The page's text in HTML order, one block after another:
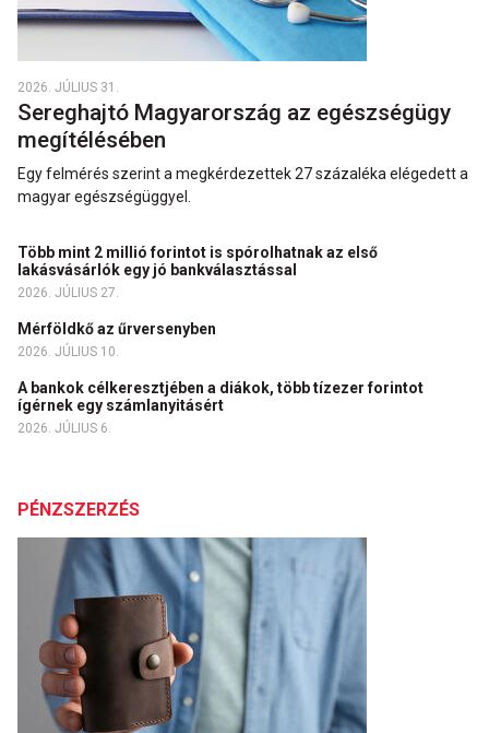
2026. JÚLIUS 31.
Sereghajtó Magyarország az egészségügy
megítélésében
Egy felmérés szerint a megkérdezettek 27 százaléka elégedett a
magyar egészségüggyel.
Több mint 2 millió forintot is spórolhatnak az első
lakásvásárlók egy jó bankválasztással
2026. JÚLIUS 27.
Mérföldkő az űrversenyben
2026. JÚLIUS 10.
A bankok célkeresztjében a diákok, több tízezer forintot
ígérnek egy számlanyitásért
2026. JÚLIUS 6.
PÉNZSZERZÉS